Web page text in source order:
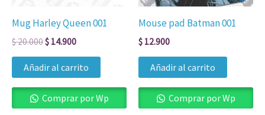
Mug Harley Queen 001
$20.000$ 14.900
Añadir al carrito
Comprar por Wp
Mouse pad Batman 001
$ 12.900
Añadir al carrito
Comprar por Wp